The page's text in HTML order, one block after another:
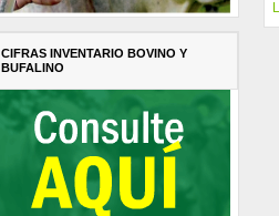
CIFRAS INVENTARIO BOVINO Y
BUFALINO